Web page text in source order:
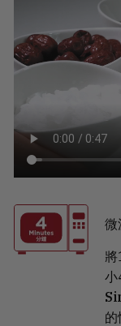
微
小